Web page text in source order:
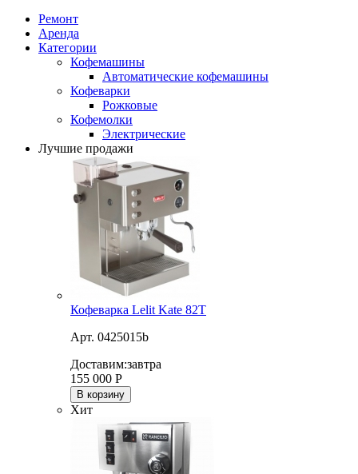
Ремонт
Аренда
Категории
Кофемашины
Автоматические кофемашины
Кофеварки
Рожковые
Кофемолки
Электрические
Лучшие продажи
Кофеварка Lelit Kate 82T
Арт. 0425015b
Доставим:завтра
155 000 Р
В корзину
Хит